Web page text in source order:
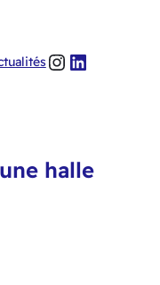
Instagram
LinkedIn
halle